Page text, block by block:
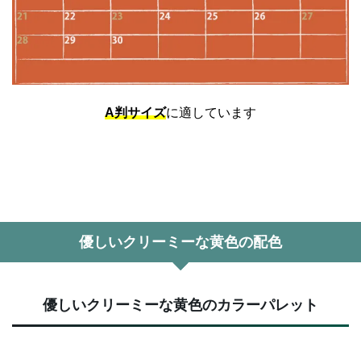
A判サイズに適しています
優しいクリーミーな黄色の配色
優しいクリーミーな黄色のカラーパレット